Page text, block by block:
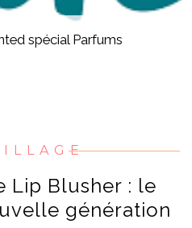
spécial Parfums
Lip Blusher : le
génération